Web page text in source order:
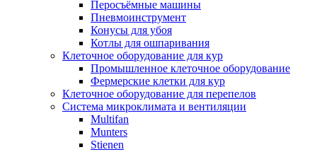
Перосъёмные машины
Пневмоинструмент
Конусы для убоя
Котлы для ошпаривания
Клеточное оборудование для кур
Промышленное клеточное оборудование
Фермерские клетки для кур
Клеточное оборудование для перепелов
Система микроклимата и вентиляции
Multifan
Munters
Stienen